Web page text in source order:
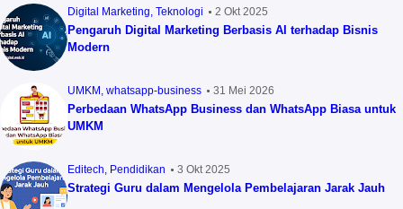
Digital Marketing Teknologi 2 Okt 2025
Pengaruh Digital Marketing Berbasis AI terhadap Bisnis
Modern
UMKM whatsapp-business 31 Mei 2026
Perbedaan WhatsApp Business dan WhatsApp Biasa untuk
UMKM
Editech Pendidikan 3 Okt 2025
Strategi Guru dalam Mengelola Pembelajaran Jarak Jauh